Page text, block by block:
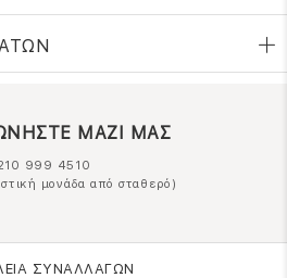
ΜΑΖΙ ΜΑΣ
999 4510
μονάδα από σταθερό)
ΣΥΝΑΛΛΑΓΩΝ